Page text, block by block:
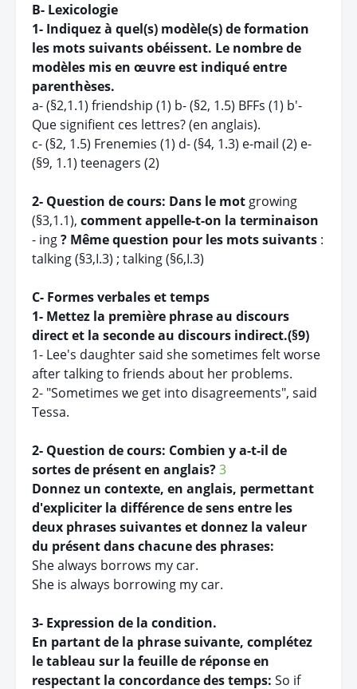
B- Lexicologie
1- Indiquez à quel(s) modèle(s) de formation
les mots suivants obéissent. Le nombre de
modèles mis en œuvre est indiqué entre
parenthèses.
a- (§2,1.1) friendship (1) b- (§2, 1.5) BFFs (1) b'-
Que signifient ces lettres? (en anglais).
c- (§2, 1.5) Frenemies (1) d- (§4, 1.3) e-mail (2) e-
(§9, 1.1) teenagers (2)
2- Question de cours: Dans le mot growing
(§3,1.1), comment appelle-t-on la terminaison
- ing? Même question pour les mots suivants :
talking (§3,I.3) ; talking (§6,I.3)
C- Formes verbales et temps
1- Mettez la première phrase au discours
direct et la seconde au discours indirect.(§9)
1- Lee's daughter said she sometimes felt worse
after talking to friends about her problems.
2- "Sometimes we get into disagreements", said
Tessa.
2- Question de cours: Combien y a-t-il de
sortes de présent en anglais?3
Donnez un contexte, en anglais, permettant
d'expliciter la différence de sens entre les
deux phrases suivantes et donnez la valeur
du présent dans chacune des phrases:
She always borrows my car.
She is always borrowing my car.
3- Expression de la condition.
En partant de la phrase suivante, complétez
le tableau sur la feuille de réponse en
respectant la concordance des temps: So if